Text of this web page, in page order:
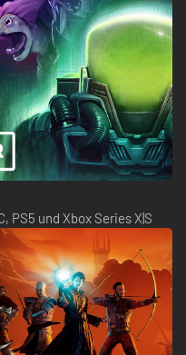
PS5 und Xbox Series X|S